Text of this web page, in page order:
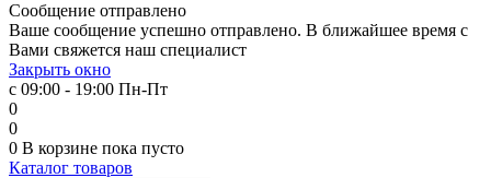
Сообщение отправлено
Ваше сообщение успешно отправлено. В ближайшее время с
Вами свяжется наш специалист
Закрыть окно
с 09:00 - 19:00 Пн-Пт
0
0
0 В корзине пока пусто
Каталог товаров